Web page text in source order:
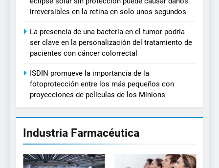
irreversibles en la retina en solo unos segundos
La presencia de una bacteria en el tumor podría
ser clave en la personalización del tratamiento de
pacientes con cáncer colorrectal
ISDIN promueve la importancia de la
fotoprotección entre los más pequeños con
proyecciones de películas de los Minions
Industria Farmacéutica